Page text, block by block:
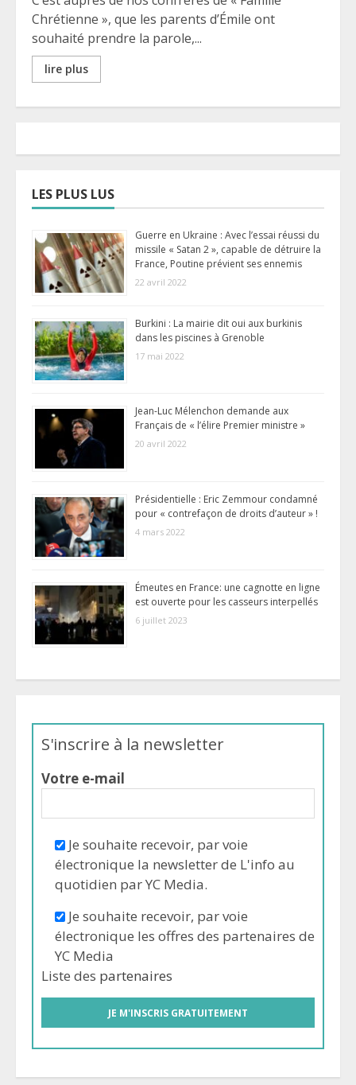
Chrétienne », que les parents d’Émile ont
souhaité prendre la parole,...
lire plus
LES PLUS LUS
Guerre en Ukraine : Avec l’essai réussi du
missile « Satan 2 », capable de détruire la
France, Poutine prévient ses ennemis
22 avril 2022
Burkini : La mairie dit oui aux burkinis
dans les piscines à Grenoble
17 mai 2022
Jean-Luc Mélenchon demande aux
Français de « l’élire Premier ministre »
20 avril 2022
Présidentielle : Eric Zemmour condamné
pour « contrefaçon de droits d’auteur » !
4 mars 2022
Émeutes en France: une cagnotte en ligne
est ouverte pour les casseurs interpellés
6 juillet 2023
S'inscrire à la newsletter
Votre e-mail
Je souhaite recevoir, par voie
électronique la newsletter de L'info au
quotidien par YC Media.
Je souhaite recevoir, par voie
électronique les offres des partenaires de
YC Media
Liste des partenaires